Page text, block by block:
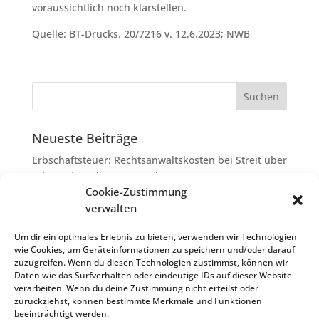
Cookie-Zustimmung
verwalten
Um dir ein optimales Erlebnis zu bieten, verwenden wir Technologien
wie Cookies, um Geräteinformationen zu speichern und/oder darauf
zuzugreifen. Wenn du diesen Technologien zustimmst, können wir
Daten wie das Surfverhalten oder eindeutige IDs auf dieser Website
verarbeiten. Wenn du deine Zustimmung nicht erteilst oder
zurückziehst, können bestimmte Merkmale und Funktionen
beeinträchtigt werden.
voraussichtlich noch klarstellen.
Quelle: BT-Drucks. 20/7216 v. 12.6.2023; NWB
Neueste Beiträge
Erbschaftsteuer: Rechtsanwaltskosten bei Streit über
Erbauseinandersetzung als
Nachlassverbindlichkeiten
Umsatzsteuer-Umrechnungskurse Juli 2026
Keine Steuerfreiheit eines sog. Konfusionsgewinns
bei Mutterkapitalgesellschaft
Schenkungsteuer: Zinssatz von 5,5 % für die
Bewertung von Leibrenten verfassungsgemäß
Passivierung einer Verbindlichkeit im